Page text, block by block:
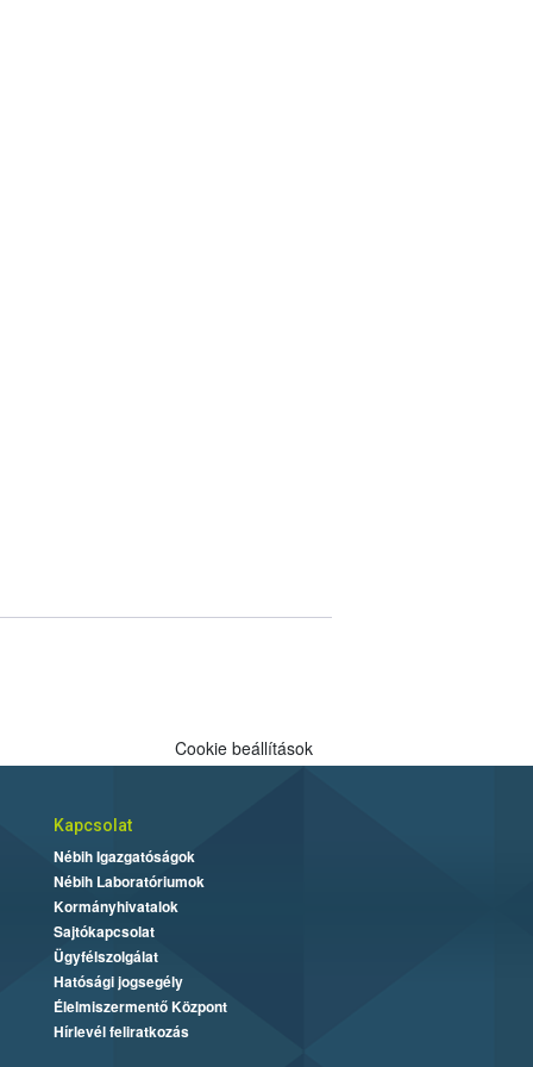
Cookie beállítások
Kapcsolat
Nébih Igazgatóságok
Nébih Laboratóriumok
Kormányhivatalok
Sajtókapcsolat
Ügyfélszolgálat
Hatósági jogsegély
Élelmiszermentő Központ
Hírlevél feliratkozás